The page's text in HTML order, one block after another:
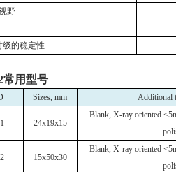
野
级的稳定性
常用型号
Sizes, mm Additional
24x19x15
Blank, X-ray oriented
15x50x30
Blank, X-ray oriented